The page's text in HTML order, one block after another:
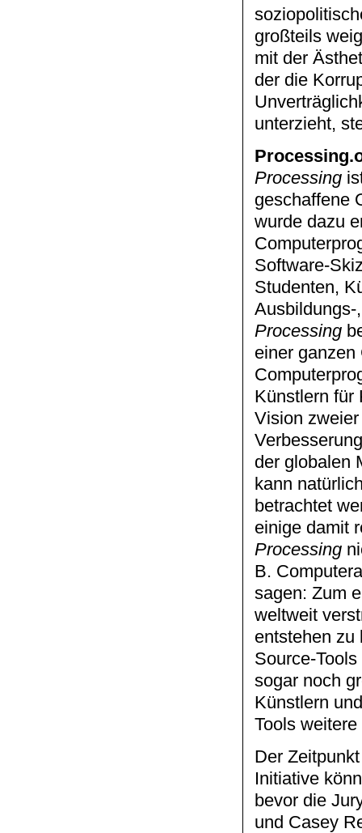
großteils
mit der
der die
unterzieht,
Processing
geschaffene
wurde dazu
Software-
Studenten,
Ausbildungs-
Processing
einer ganzen
Künstlern für
Vision
der globalen
kann
betrachtet
einige damit
Processing
B.
sagen: Zum
weltweit
entstehen zu
Source-
sogar noch
Künstlern
Tools
Der
Initiative
bevor die
und Casey